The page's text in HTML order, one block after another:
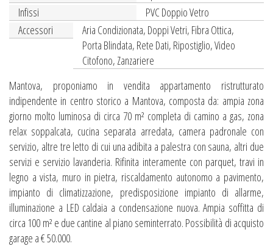
Infissi
PVC Doppio Vetro
Accessori
Aria Condizionata, Doppi Vetri, Fibra Ottica,
Porta Blindata, Rete Dati, Ripostiglio, Video
Citofono, Zanzariere
Mantova, proponiamo in vendita appartamento ristrutturato
indipendente in centro storico a Mantova, composta da: ampia zona
giorno molto luminosa di circa 70 m² completa di camino a gas, zona
relax soppalcata, cucina separata arredata, camera padronale con
servizio, altre tre letto di cui una adibita a palestra con sauna, altri due
servizi e servizio lavanderia. Rifinita interamente con parquet, travi in
legno a vista, muro in pietra, riscaldamento autonomo a pavimento,
impianto di climatizzazione, predisposizione impianto di allarme,
illuminazione a LED caldaia a condensazione nuova. Ampia soffitta di
circa 100 m² e due cantine al piano seminterrato. Possibilità di acquisto
garage a € 50.000.